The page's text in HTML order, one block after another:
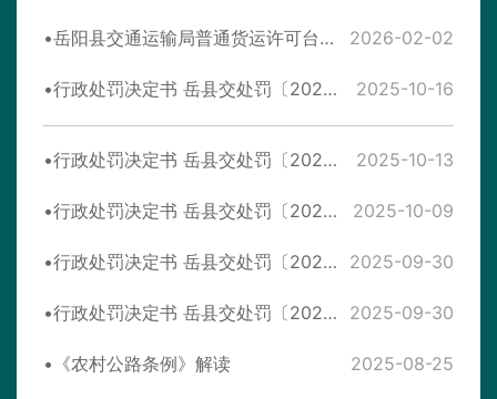
岳阳县交通运输局普通货运许可台账（1月） 2026-02-02
行政处罚决定书 岳县交处罚〔2025〕1105号 2025-10-16
行政处罚决定书 岳县交处罚〔2025〕4083号 2025-10-13
行政处罚决定书 岳县交处罚〔2025〕1108号 2025-10-09
行政处罚决定书 岳县交处罚〔2025〕5054号 2025-09-30
行政处罚决定书 岳县交处罚〔2025〕5053号 2025-09-30
《农村公路条例》解读 2025-08-25